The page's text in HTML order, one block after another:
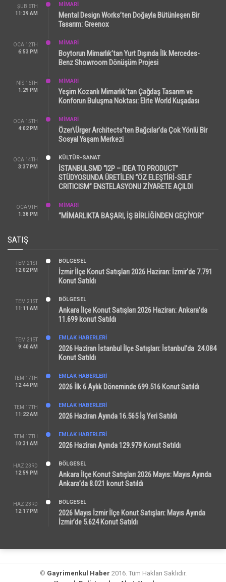
ŞUB 6TH
11:39 AM
MİMARİ
Mental Design Works’ten Doğayla Bütünleşen Bir
Tasarım: Greenox
OCA 12TH
6:53 PM
MİMARİ
Boytorun Mimarlık’tan Yurt Dışında İlk Mercedes-
Benz Showroom Dönüşüm Projesi
NIS 16TH
1:29 PM
MİMARİ
Yeşim Kozanlı Mimarlık’tan Çağdaş Tasarım ve
Konforun Buluşma Noktası: Elite World Kuşadası
OCA 15TH
4:02 PM
MİMARİ
Özer\Ürger Architects’ten Bağcılar’da Çok Yönlü Bir
Sosyal Yaşam Merkezi
OCA 14TH
3:37 PM
KÜLTÜR-SANAT
İSTANBULSMD “I2P – IDEA TO PRODUCT”
STÜDYOSUNDA ÜRETİLEN “ÖZ ELEŞTİRİ-SELF
CRITICISM” ENSTELASYONU ZİYARETE AÇILDI
OCA 9TH
1:38 PM
MİMARİ
“MİMARLIKTA BAŞARI, İŞ BİRLİĞİNDEN GEÇİYOR”
SATIŞ
TEM 21ST
12:02 PM
BÖLGESEL
İzmir İlçe Konut Satışları 2026 Haziran: İzmir’de 7.791
Konut Satıldı
TEM 21ST
11:11 AM
BÖLGESEL
Ankara İlçe Konut Satışları 2026 Haziran: Ankara’da
11.699 konut Satıldı
TEM 21ST
9:40 AM
EMLAK HABERLERI
2026 Haziran İstanbul İlçe Satışları: İstanbul’da 24.084
Konut Satıldı
TEM 17TH
12:44 PM
EMLAK HABERLERI
2026 İlk 6 Aylık Döneminde 699.516 Konut Satıldı
TEM 17TH
11:22 AM
EMLAK HABERLERI
2026 Haziran Ayında 16.565 İş Yeri Satıldı
TEM 17TH
10:31 AM
EMLAK HABERLERI
2026 Haziran Ayında 129.979 Konut Satıldı
HAZ 23RD
12:59 PM
BÖLGESEL
Ankara İlçe Konut Satışları 2026 Mayıs: Mayıs Ayında
Ankara’da 8.021 konut Satıldı
HAZ 23RD
12:17 PM
BÖLGESEL
2026 Mayıs İzmir İlçe Konut Satışları: Mayıs Ayında
İzmir’de 5.624 Konut Satıldı
© Gayrimenkul Haber 2016. Tüm Hakları Saklıdır.